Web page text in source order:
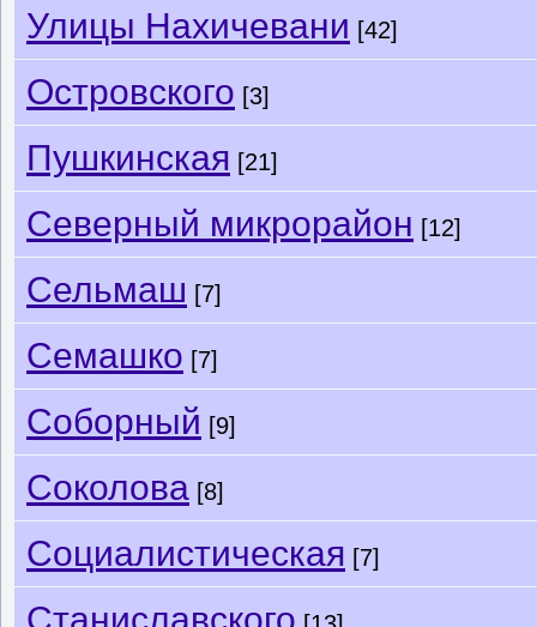
Улицы Нахичевани [42]
Островского [3]
Пушкинская [21]
Северный микрорайон [12]
Сельмаш [7]
Семашко [7]
Соборный [9]
Соколова [8]
Социалистическая [7]